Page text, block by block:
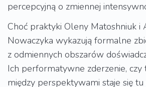
percepcyjną o zmiennej
Choć praktyki Oleny Matoshniuk i
Nowaczyka wykazują formalne
z odmiennych obszarów
Ich performatywne zderzenie, czy
między perspektywami staje się tu